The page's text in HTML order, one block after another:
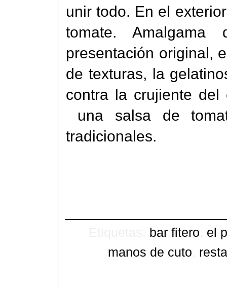
unir todo. En el
tomate.
presentación original,
de texturas, la
contra la crujiente
una salsa de
tradicionales.
bar fitero el
manos de cuto